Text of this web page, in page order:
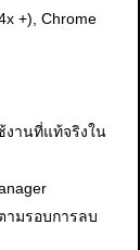
+), Chrome
งานที่แท้จริงใน
มรอบการลบ